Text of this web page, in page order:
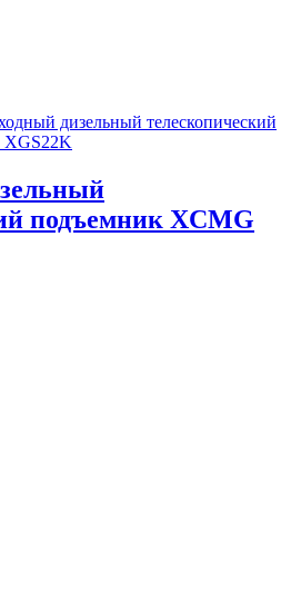
дизельный телескопический
подъемник XCMG